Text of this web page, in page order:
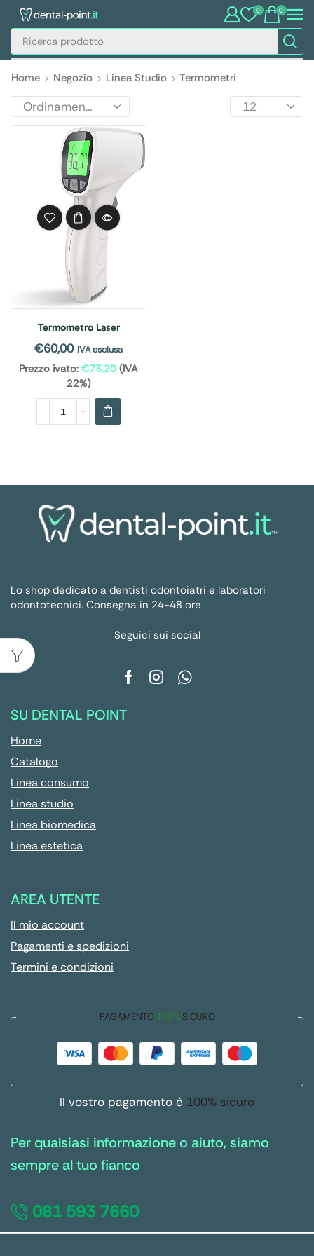
0 0
Home Negozio Linea Studio Termometri
Termometro Laser
€60,00 IVA esclusa
Prezzo ivato: €73,20 (IVA
22%)
Lo shop dedicato a dentisti odontoiatri e laboratori
odontotecnici. Consegna in 24-48 ore
Seguici sui social
SU DENTAL POINT
Home
Catalogo
Linea consumo
Linea studio
Linea biomedica
Linea estetica
AREA UTENTE
Il mio account
Pagamenti e spedizioni
Termini e condizioni
PAGAMENTO 100% SICURO
Il vostro pagamento è 100% sicuro
Per qualsiasi informazione o aiuto, siamo
sempre al tuo fianco
081 593 7660